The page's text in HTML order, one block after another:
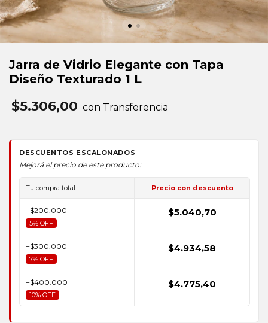
Jarra de Vidrio Elegante con Tapa
Diseño Texturado 1 L
$5.306,00 con Transferencia
DESCUENTOS ESCALONADOS
Mejorá el precio de este producto:
Tu compra total Precio con descuento
+$200.000
5% OFF
$5.040,70
+$300.000
7% OFF
$4.934,58
+$400.000
10% OFF
$4.775,40